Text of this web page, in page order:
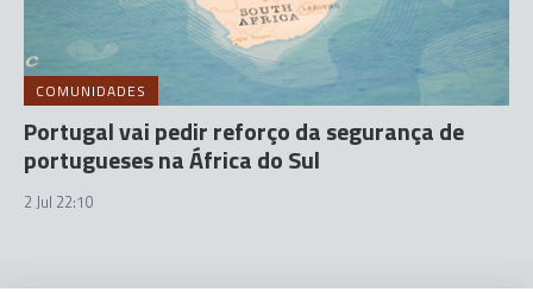
COMUNIDADES
Portugal vai pedir reforço da segurança de
portugueses na África do Sul
2 Jul 22:10